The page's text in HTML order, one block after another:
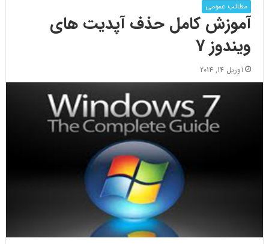
مطالب عمومی
آموزش کامل حذف آپدیت های
ویندوز 7
آوریل 14, 2014